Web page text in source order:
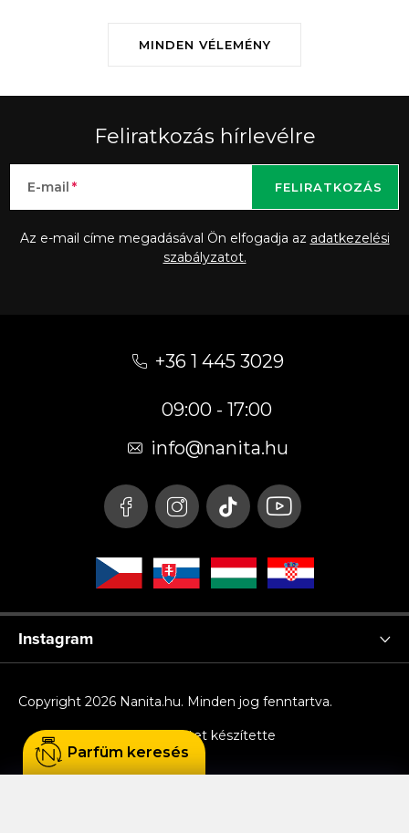
MINDEN VÉLEMÉNY
Feliratkozás hírlevélre
E-mail
Az e-mail címe megadásával Ön elfogadja az adatkezelési
szabályzatot.
FELIRATKOZÁS
+36 1 445 3029
09:00 - 17:00
info@nanita.hu
Instagram
Shoptet készítette
Copyright 2026 Nanita.hu. Minden jog fenntartva.
Parfüm keresés